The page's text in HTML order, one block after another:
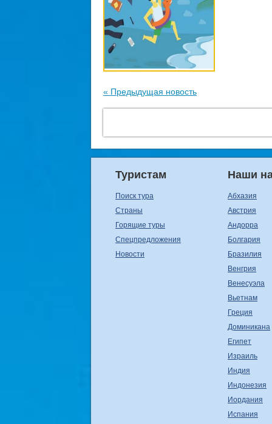
« Предыдущая новость
Туристам
Поиск тура
Страны
Горящие туры
Спецпредложения
Новости
Наши
Абхазия
Австрия
Андорра
Болгария
Бразилия
Венгрия
Венесуэла
Вьетнам
Греция
Доминикана
Египет
Израиль
Индия
Индонезия
Иордания
Испания